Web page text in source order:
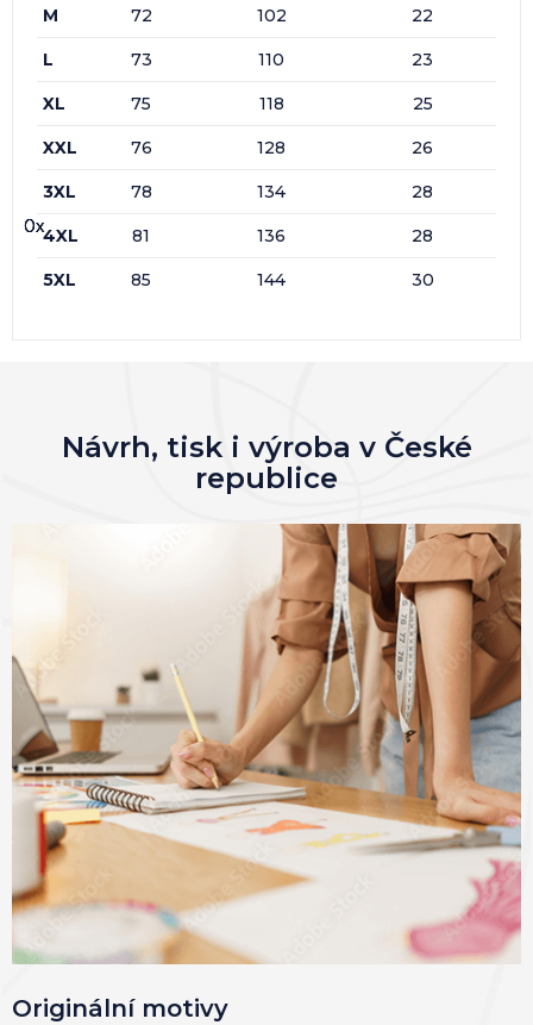
0x
0x
0x
0x
M 72 102 22
L 73 110 23
XL 75 118 25
XXL 76 128 26
3XL 78 134 28
4XL 81 136 28
5XL 85 144 30
Návrh, tisk i výroba v České
republice
Originální motivy